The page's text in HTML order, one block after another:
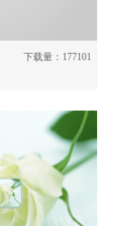
下载量：177101